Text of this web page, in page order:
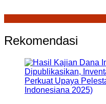
Rekomendasi